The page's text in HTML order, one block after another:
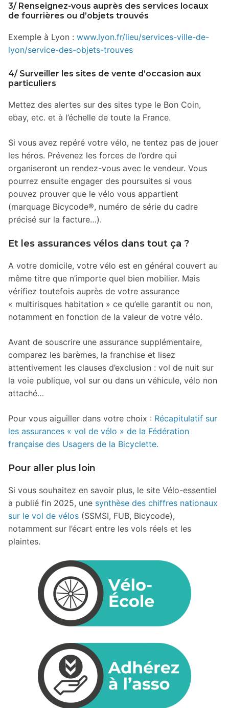
3/ Renseignez-vous auprès des services locaux
de fourrières ou d’objets trouvés
Exemple à Lyon : www.lyon.fr/lieu/services-ville-de-
lyon/service-des-objets-trouves
4/ Surveiller les sites de vente d’occasion aux
particuliers
Mettez des alertes sur des sites type le Bon Coin,
ebay, etc. et à l’échelle de toute la France.
Si vous avez repéré votre vélo, ne tentez pas de jouer
les héros. Prévenez les forces de l’ordre qui
organiseront un rendez-vous avec le vendeur. Vous
pourrez ensuite engager des poursuites si vous
pouvez prouver que le vélo vous appartient
(marquage Bicycode®, numéro de série du cadre
précisé sur la facture…).
Et les assurances vélos dans tout ça ?
A votre domicile, votre vélo est en général couvert au
même titre que n’importe quel bien mobilier. Mais
vérifiez toutefois auprès de votre assurance
« multirisques habitation » ce qu’elle garantit ou non,
notamment en fonction de la valeur de votre vélo.
Avant de souscrire une assurance supplémentaire,
comparez les barèmes, la franchise et lisez
attentivement les clauses d’exclusion : vol de nuit sur
la voie publique, vol sur ou dans un véhicule, vélo non
attaché…
Pour vous aiguiller dans votre choix : Récapitulatif sur
les assurances « vol de vélo » de la Fédération
française des Usagers de la Bicyclette.
Pour aller plus loin
Si vous souhaitez en savoir plus, le site Vélo-essentiel
a publié fin 2025, une synthèse des chiffres nationaux
sur le vol de vélos (SSMSI, FUB, Bicycode),
notamment sur l’écart entre les vols réels et les
plaintes.